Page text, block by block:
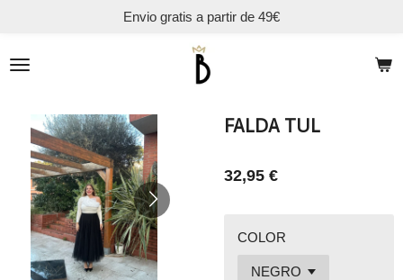
contenido
Envio gratis a partir de 49€
FALDA TUL
32,95 €
COLOR